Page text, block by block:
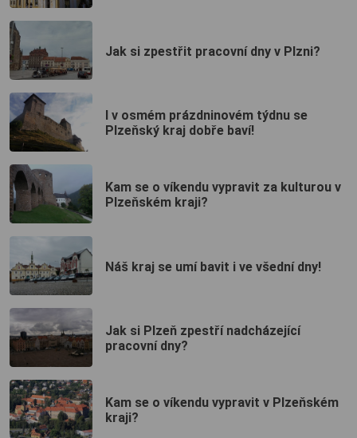
Jak si zpestřit pracovní dny v Plzni?
I v osmém prázdninovém týdnu se
Plzeňský kraj dobře baví!
Kam se o víkendu vypravit za kulturou v
Plzeňském kraji?
Náš kraj se umí bavit i ve všední dny!
Jak si Plzeň zpestří nadcházející
pracovní dny?
Kam se o víkendu vypravit v Plzeňském
kraji?